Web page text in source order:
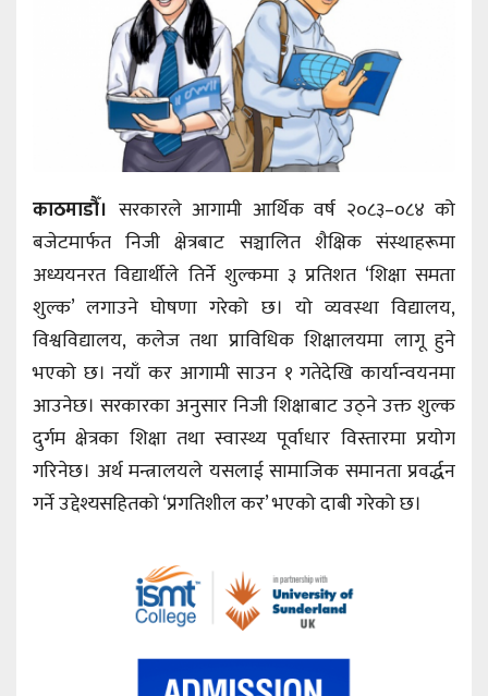
काठमाडौँ। सरकारले आगामी आर्थिक वर्ष २०८३–०८४ को
बजेटमार्फत निजी क्षेत्रबाट सञ्चालित शैक्षिक संस्थाहरूमा
अध्ययनरत विद्यार्थीले तिर्ने शुल्कमा ३ प्रतिशत ‘शिक्षा समता
शुल्क’ लगाउने घोषणा गरेको छ। यो व्यवस्था विद्यालय,
विश्वविद्यालय, कलेज तथा प्राविधिक शिक्षालयमा लागू हुने
भएको छ। नयाँ कर आगामी साउन १ गतेदेखि कार्यान्वयनमा
आउनेछ। सरकारका अनुसार निजी शिक्षाबाट उठ्ने उक्त शुल्क
दुर्गम क्षेत्रका शिक्षा तथा स्वास्थ्य पूर्वाधार विस्तारमा प्रयोग
गरिनेछ। अर्थ मन्त्रालयले यसलाई सामाजिक समानता प्रवर्द्धन
गर्ने उद्देश्यसहितको ‘प्रगतिशील कर’ भएको दाबी गरेको छ।